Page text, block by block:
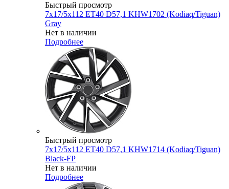
Быстрый просмотр
7x17/5x112 ET40 D57,1 KHW1702 (Kodiaq/Tiguan)
Gray
Нет в наличии
Подробнее
Быстрый просмотр
7x17/5x112 ET40 D57,1 KHW1714 (Kodiaq/Tiguan)
Black-FP
Нет в наличии
Подробнее